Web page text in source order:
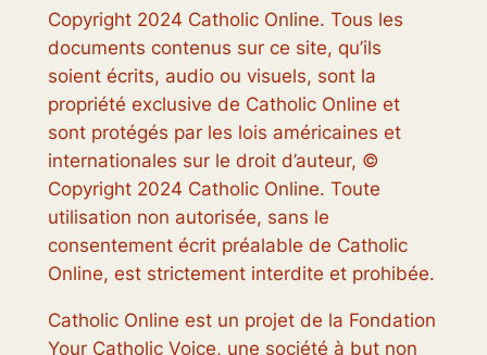
Copyright 2024 Catholic Online. Tous les
documents contenus sur ce site, qu’ils
soient écrits, audio ou visuels, sont la
propriété exclusive de Catholic Online et
sont protégés par les lois américaines et
internationales sur le droit d’auteur, ©
Copyright 2024 Catholic Online. Toute
utilisation non autorisée, sans le
consentement écrit préalable de Catholic
Online, est strictement interdite et prohibée.
Catholic Online est un projet de la Fondation
Your Catholic Voice, une société à but non